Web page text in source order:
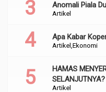
Artikel
Anomali Piala
Artikel Ekonomi
Apa Kabar
Artikel
HAMAS
SELANJUTNYA?